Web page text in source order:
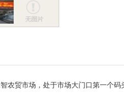
农贸市场，处于市场大门口第一个